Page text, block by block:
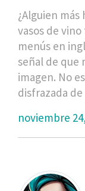
¿Alguien
vasos de
menús en
señal de que
imagen. No
disfrazada
noviembre